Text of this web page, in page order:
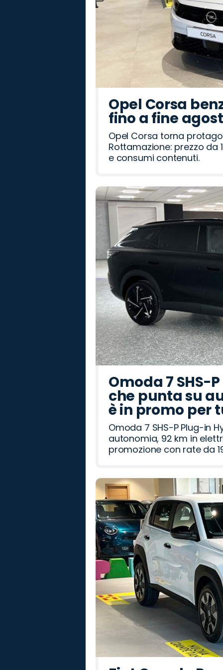
Opel Corsa
fino a fine
Opel Corsa torna
Rottamazione: prezzo da
e consumi contenuti.
Omoda 7 SHS-
che punta su
è in promo per
Omoda 7 SHS-P Plug-in
autonomia, 92 km in
promozione con rate da